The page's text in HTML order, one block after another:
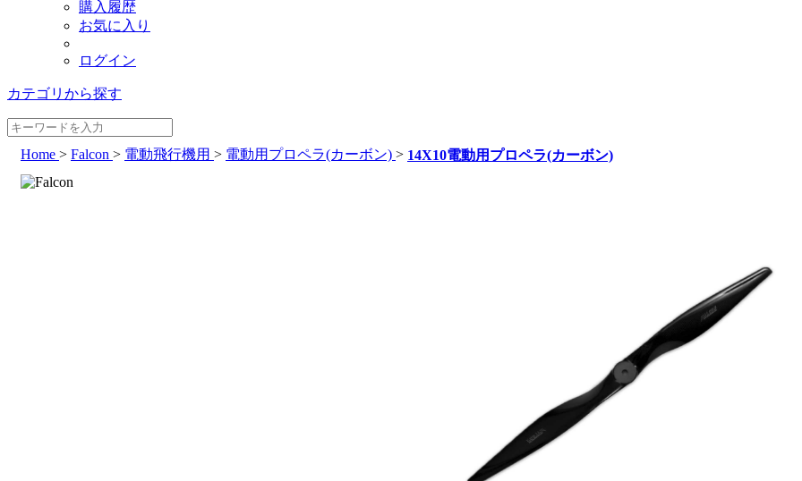
購入履歴
お気に入り
ログイン
カテゴリから探す
Home > Falcon > 電動飛行機用 > 電動用プロペラ(カーボン) > 14X10電動用プロペラ(カーボン)